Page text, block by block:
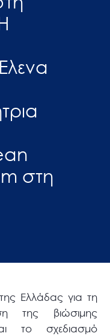
στη
Ελλάδας για τη
της βιώσιμης
το σχεδιασμό